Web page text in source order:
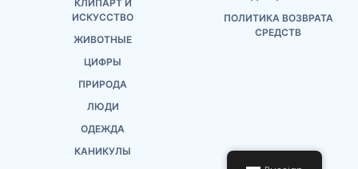
ИСКУССТВО
ЖИВОТНЫЕ
ЦИФРЫ
ПРИРОДА
ЛЮДИ
ОДЕЖДА
КАНИКУЛЫ
ПОЛИТИКА ВОЗВРАТА
СРЕДСТВ